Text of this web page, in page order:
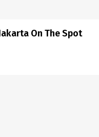
On The Spot